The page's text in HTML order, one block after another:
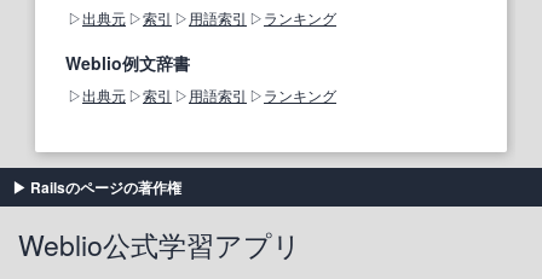
出典元 索引 用語索引 ランキング
Weblio例文辞書
出典元 索引 用語索引 ランキング
Railsのページの著作権
Weblio公式学習アプリ